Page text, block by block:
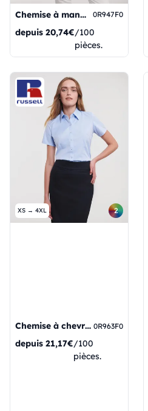
Chemise à manches courtes pour femmes 0R947F0
depuis 20,74€/100
pièces.
XS → 4XL 2
Chemise à chevrons pour femme 0R963F0
depuis 21,17€/100
pièces.